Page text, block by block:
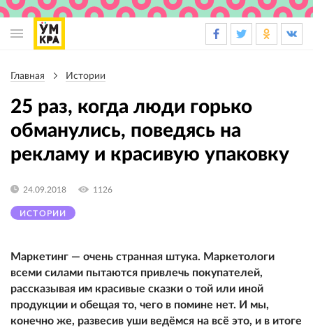
навигации
Главная Истории
25 раз, когда люди горько
обманулись, поведясь на
рекламу и красивую упаковку
ИСТОРИИ
24.09.2018 1126
Маркетинг — очень странная штука. Маркетологи
всеми силами пытаются привлечь покупателей,
рассказывая им красивые сказки о той или иной
продукции и обещая то, чего в помине нет. И мы,
конечно же, развесив уши ведёмся на всё это, и в итоге